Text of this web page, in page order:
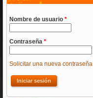
Nombre de usuario *
Contraseña *
Solicitar una nueva contraseña